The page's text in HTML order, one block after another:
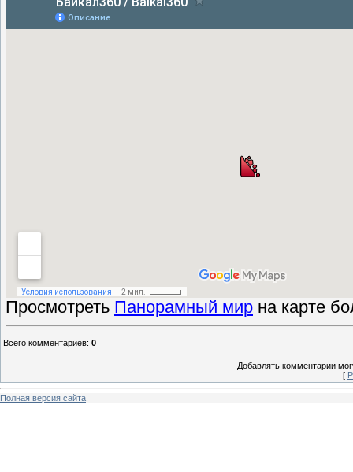
Просмотреть Панорамный мир на карте
Всего комментариев: 0
Добавлять комментарии
[
Полная версия сайта